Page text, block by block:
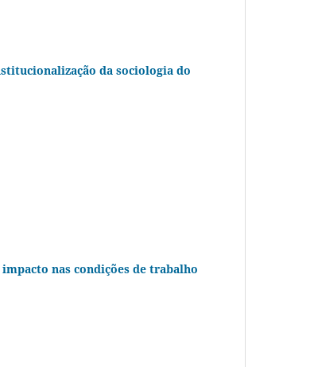
da sociologia do
nas condições de trabalho